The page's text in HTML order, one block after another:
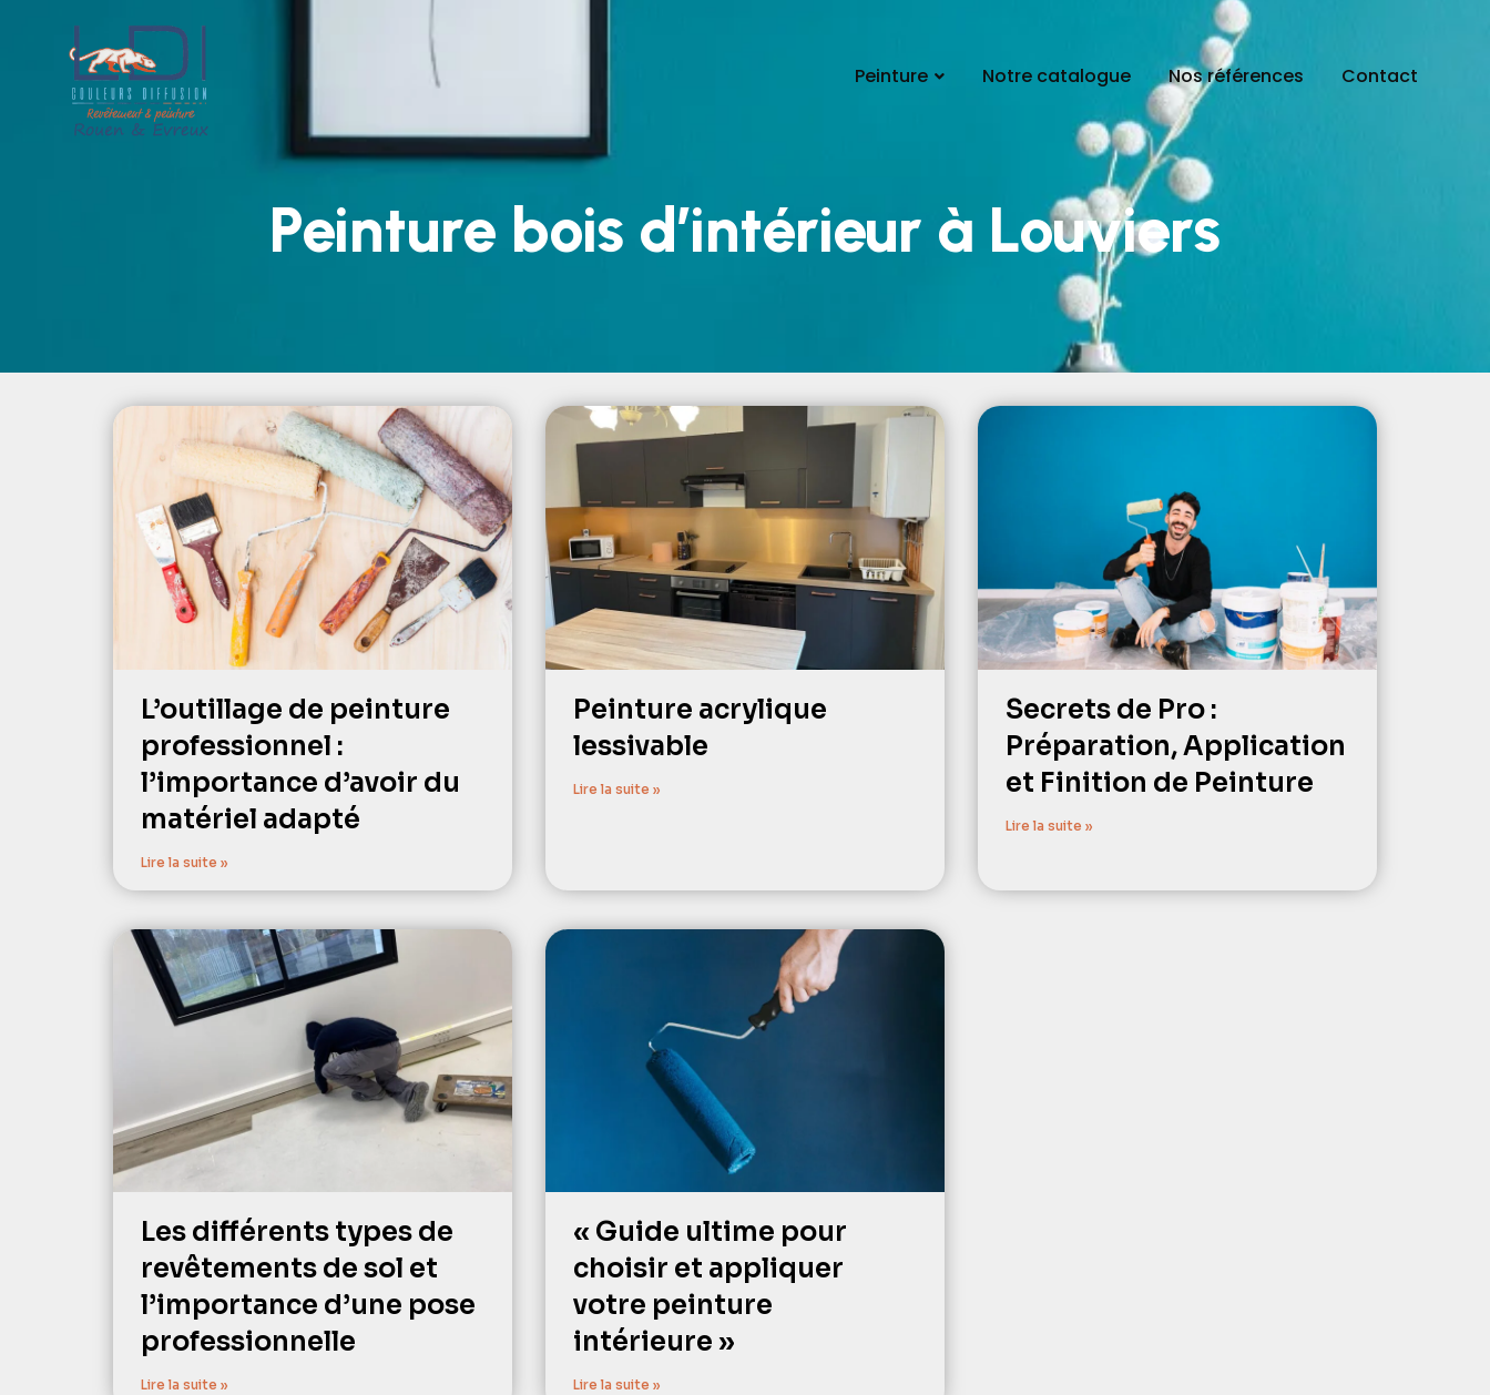
Peinture Notre catalogue Nos références Contact
Peinture bois d’intérieur à Louviers
L’outillage de peinture
professionnel :
l’importance d’avoir du
matériel adapté
Lire la suite »
Peinture acrylique
lessivable
Lire la suite »
Secrets de Pro :
Préparation, Application
et Finition de Peinture
Lire la suite »
Les différents types de
revêtements de sol et
l’importance d’une pose
professionnelle
Lire la suite »
« Guide ultime pour
choisir et appliquer
votre peinture
intérieure »
Lire la suite »